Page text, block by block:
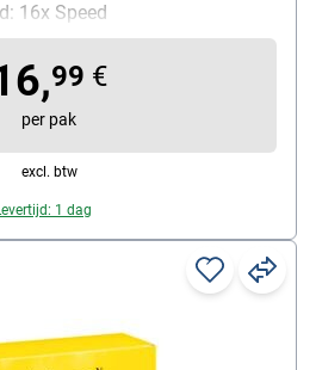
16x Speed
geschikte printer te bedrukken
stuk(s)99 €
per pak
excl. btw
1 dag